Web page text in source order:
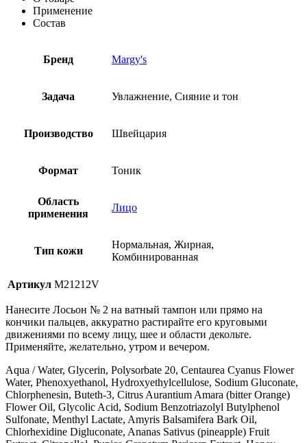
Применение
Состав
Бренд Margy's
Задача Увлажнение, Сияние и тон
Производство Швейцария
Формат Тоник
Область
применения
Лицо
Тип кожи
Нормальная, Жирная,
Комбинированная
Артикул M21212V
Нанесите Лосьон № 2 на ватный тампон или прямо на
кончики пальцев, аккуратно растирайте его круговыми
движениями по всему лицу, шее и области декольте.
Применяйте, желательно, утром и вечером.
Aqua / Water, Glycerin, Polysorbate 20, Centaurea Cyanus Flower
Water, Phenoxyethanol, Hydroxyethylcellulose, Sodium Gluconate,
Chlorphenesin, Buteth-3, Citrus Aurantium Amara (bitter Orange)
Flower Oil, Glycolic Acid, Sodium Benzotriazolyl Butylphenol
Sulfonate, Menthyl Lactate, Amyris Balsamifera Bark Oil,
Chlorhexidine Digluconate, Ananas Sativus (pineapple) Fruit